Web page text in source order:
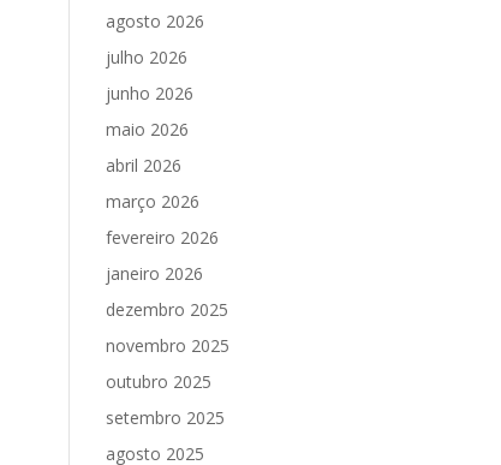
agosto 2026
julho 2026
junho 2026
maio 2026
abril 2026
março 2026
fevereiro 2026
janeiro 2026
dezembro 2025
novembro 2025
outubro 2025
setembro 2025
agosto 2025